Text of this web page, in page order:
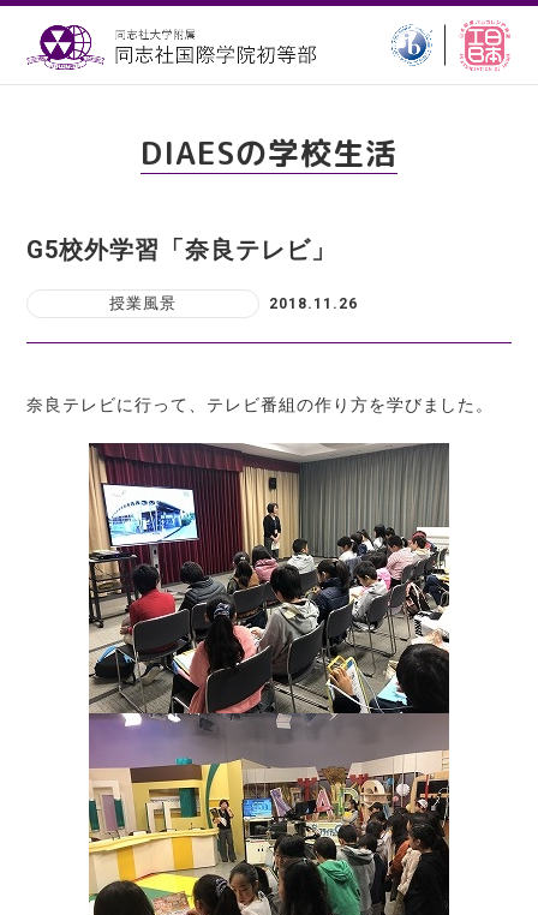
DIAESの学校生活
G5校外学習「奈良テレビ」
授業風景 2018.11.26
奈良テレビに行って、テレビ番組の作り方を学びました。